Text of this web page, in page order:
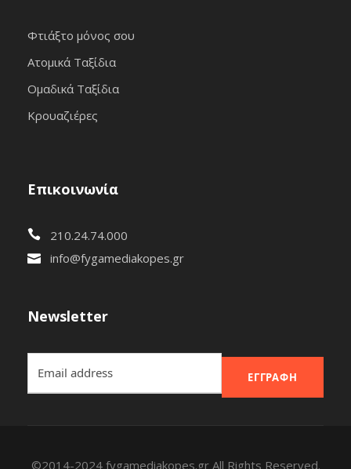
Φτιάξτο μόνος σου
Ατομικά Ταξίδια
Ομαδικά Ταξίδια
Κρουαζιέρες
Επικοινωνία
210.24.74.000
info@fygamediakopes.gr
Newsletter
ΕΓΓΡΑΦΉ
©2014-2024 fygamediakopes.gr All Rights Reserved.